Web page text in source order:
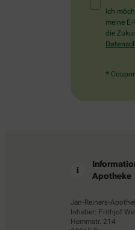
Ich
meine
die
*
Apotheke
Jan-Reiners-
Inhaber: Frithjof
Hemmstr. 214